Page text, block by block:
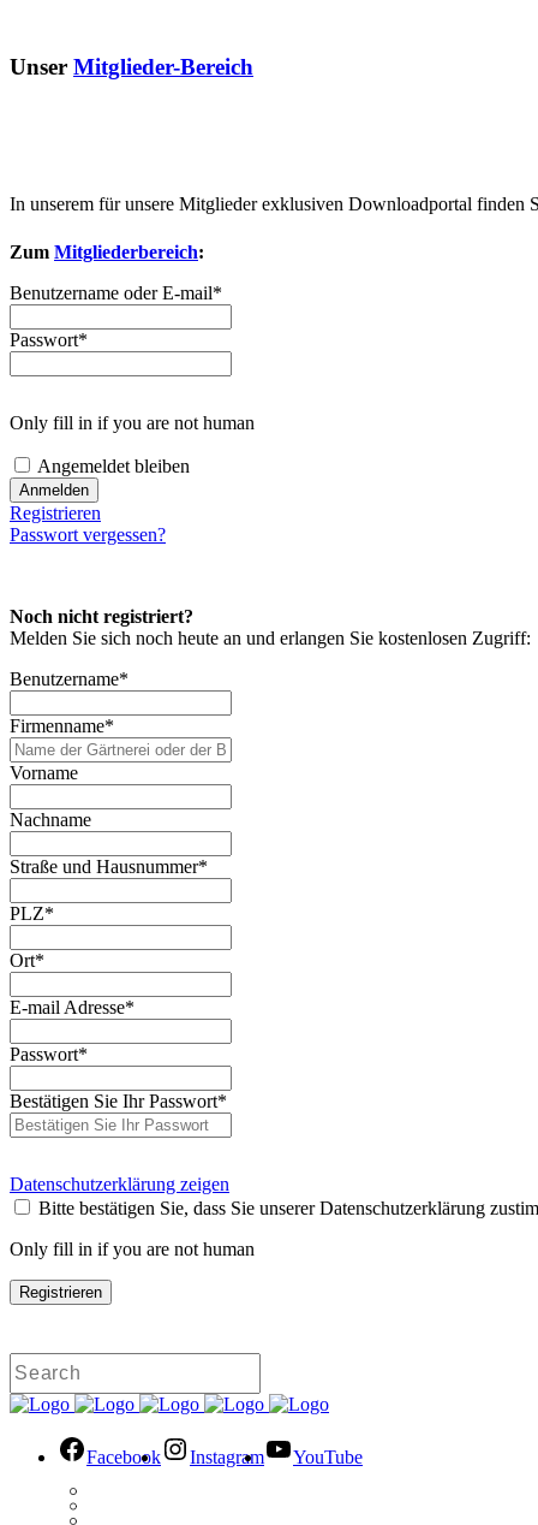
Unser Mitglieder-Bereich
In unserem für unsere Mitglieder exklusiven Downloadportal finden
Zum Mitgliederbereich:
Benutzername oder E-mail*
Passwort*
Only fill in if you are not human
Angemeldet bleiben
Registrieren
Passwort vergessen?
Noch nicht registriert?
Melden Sie sich noch heute an und erlangen Sie kostenlosen Zugriff:
Benutzername*
Firmenname*
Vorname
Nachname
Straße und Hausnummer*
PLZ*
Ort*
E-mail Adresse*
Passwort*
Bestätigen Sie Ihr Passwort*
Datenschutzerklärung zeigen
Bitte bestätigen Sie, dass Sie unserer Datenschutzerklärung
Only fill in if you are not human
Facebook Instagram YouTube